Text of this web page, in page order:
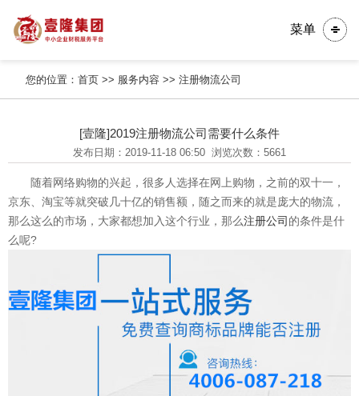
菜单
您的位置：首页 >> 服务内容 >>注册物流公司
[壹隆]2019注册物流公司需要什么条件
发布日期：2019-11-18 06:50 浏览次数：5661
随着网络购物的兴起，很多人选择在网上购物，之前的双十一，
京东、淘宝等就突破几十亿的销售额，随之而来的就是庞大的物流，
那么这么的市场，大家都想加入这个行业，那么注册公司 的条件是什
么呢?